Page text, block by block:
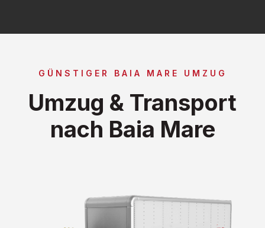
GÜNSTIGER BAIA MARE UMZUG
Umzug & Transport
nach Baia Mare